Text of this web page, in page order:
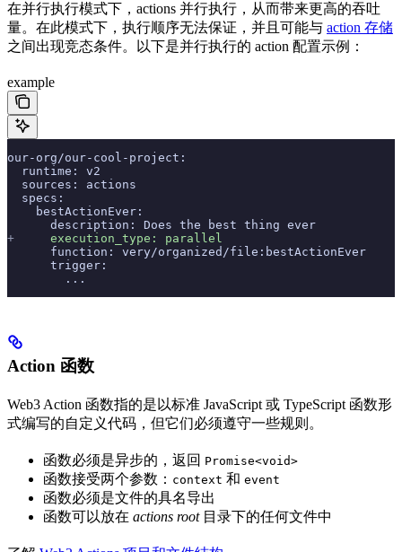
在并行执行模式下，actions 并行执行，从而带来更高的吞吐
量。在此模式下，执行顺序无法保证，并且可能与 action 存储
之间出现竞态条件。以下是并行执行的 action 配置示例：
example
our-org/our-cool-project:
  runtime: v2
  sources: actions
  specs:
    bestActionEver:
      description: Does the best thing ever
+
     execution_type: parallel
      function: very/organized/file:bestActionEver
      trigger:
        ...
Action 函数
Web3 Action 函数指的是以标准 JavaScript 或 TypeScript 函数形
式编写的自定义代码，但它们必须遵守一些规则。
函数必须是异步的，返回 Promise<void>
函数接受两个参数： context 和 event
函数必须是文件的具名导出
函数可以放在 actions root目录下的任何文件中